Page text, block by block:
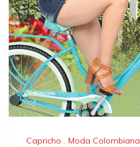
Capricho , Moda Colombiana